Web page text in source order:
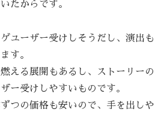
たからです。
ユーザー受けしそうだし、演出も
す。
える展開もあるし、ストーリーの
ー受けしやすいものです。
つの価格も安いので、手を出しや